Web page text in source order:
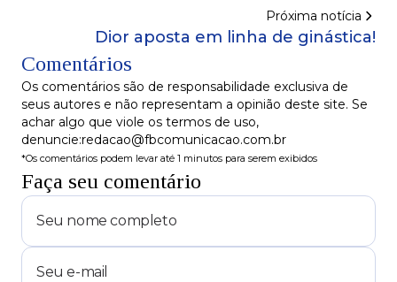
Próxima notícia
Dior aposta em linha de ginástica!
Comentários
Os comentários são de responsabilidade exclusiva de
seus autores e não representam a opinião deste site. Se
achar algo que viole os termos de uso,
denuncie:redacao@fbcomunicacao.com.br
*Os comentários podem levar até 1 minutos para serem exibidos
Faça seu comentário